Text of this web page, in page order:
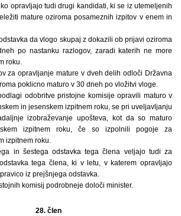
opravljajo tudi drugi kandidati, ki se iz utemeljenih
mature oziroma posameznih izpitov v enem in
da vlogo skupaj z dokazili ob prijavi oziroma
po nastanku razlogov, zaradi katerih ne more
roku.
za opravljanje mature v dveh delih odloči Državna
poklicno maturo v 30 dneh po vložitvi vloge.
odobritve pristojne komisije opravili maturo v
in jesenskem izpitnem roku, se pri uveljavljanju
izobraževanje upošteva, kot da so maturo
izpitnem roku, če so izpolnili pogoje za
izpitnem roku.
in šestega odstavka tega člena veljajo tudi za
tega člena, ki v letu, v katerem opravljajo
iz prejšnjega odstavka.
komisij podrobneje določi minister.
28. člen